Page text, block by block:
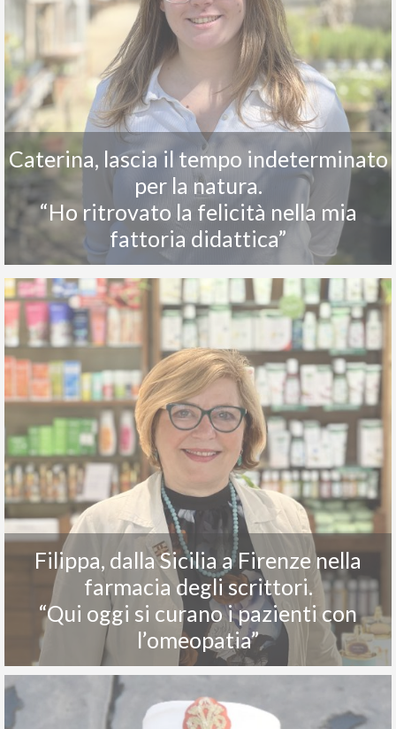
Caterina, lascia il tempo indeterminato
per la natura.
“Ho ritrovato la felicità nella mia
fattoria didattica”
Filippa, dalla Sicilia a Firenze nella
farmacia degli scrittori.
“Qui oggi si curano i pazienti con
l’omeopatia”